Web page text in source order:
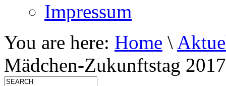
Impressum
You are here: Home \
Mädchen-Zukunftstag 2017